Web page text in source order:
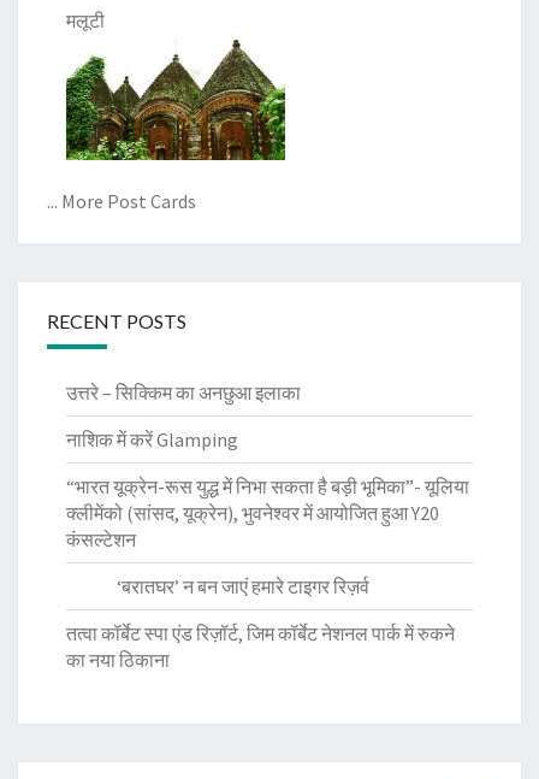
मलूटी
... More Post Cards
RECENT POSTS
उत्तरे – सिक्किम का अनछुआ इलाका
नाशिक में करें Glamping
“भारत यूक्रेन-रूस युद्ध में निभा सकता है बड़ी भूमिका”- यूलिया
क्लीमेंको (सांसद, यूक्रेन), भुवनेश्वर में आयोजित हुआ Y20
कंसल्टेशन
‘बरातघर’ न बन जाएं हमारे टाइगर रिज़र्व
तत्वा कॉर्बेट स्पा एंड रिज़ॉर्ट, जिम कॉर्बेट नेशनल पार्क में रुकने
का नया ठिकाना